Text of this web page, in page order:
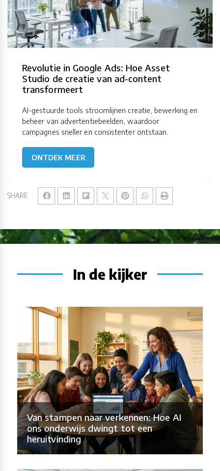
SHARE
Revolutie in Google Ads: Hoe Asset
Studio de creatie van ad-content
transformeert
AI-gestuurde tools stroomlijnen creatie, bewerking en
beheer van advertentiebeelden, waardoor
campagnes sneller en consistenter ontstaan.
ONTDEK MEER
In de kijker
Van stampen naar verkennen: Hoe AI
ons onderwijs dwingt tot een
heruitvinding